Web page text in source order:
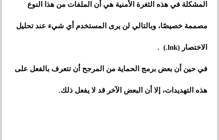
المشكلة في هذه الثغرة الأمنية هي أن الملفات من هذا النوع
مصممة خصيصًا، وبالتالي لن يرى المستخدم أي شيء عند تحليل
الاختصار (lnk.) .
في حين أن بعض برمج الحماية من المرجح أن تتعرف بالفعل على
هذه التهديدات، إلا أن البعض الآخر قد لا يفعل ذلك.